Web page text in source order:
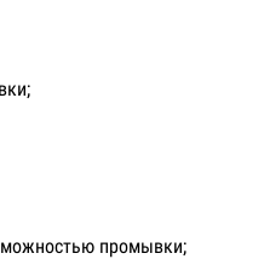
промывки;